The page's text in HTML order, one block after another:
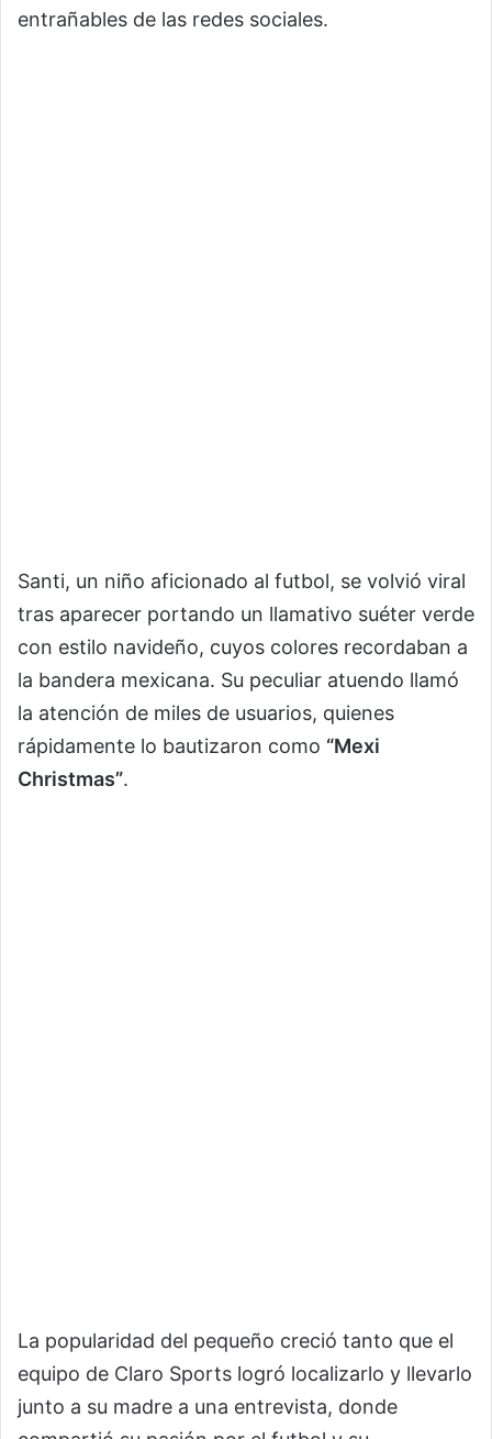
entrañables de las redes sociales.
Santi, un niño aficionado al futbol, se volvió viral
tras aparecer portando un llamativo suéter verde
con estilo navideño, cuyos colores recordaban a
la bandera mexicana. Su peculiar atuendo llamó
la atención de miles de usuarios, quienes
rápidamente lo bautizaron como “Mexi
Christmas”.
La popularidad del pequeño creció tanto que el
equipo de Claro Sports logró localizarlo y llevarlo
junto a su madre a una entrevista, donde